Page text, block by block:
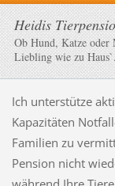
Heidis
Ob Hund, Katze
Liebling wie zu
Ich unterstütze
Kapazitäten
Familien zu
Pension nicht